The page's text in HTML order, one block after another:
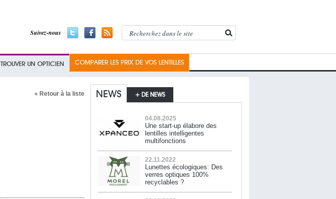
Suivez-nous
TROUVER UN OPTICIEN COMPARER LES PRIX DE VOS LENTILLES
« Retour à la liste NEWS + DE NEWS
04.08.2025
Une start-up élabore des
lentilles intelligentes
multifonctions
22.11.2022
Lunettes écologiques: Des
verres optiques 100%
recyclables ?